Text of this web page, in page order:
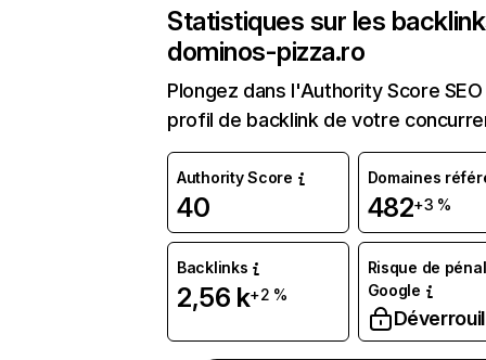
Statistiques sur les
dominos-pizza.ro
Plongez dans l'Authority Score
profil de backlink de votre
Authority Score
40
Domaines
482+3 %
Backlinks
2,56 k+2 %
Risque de
Google